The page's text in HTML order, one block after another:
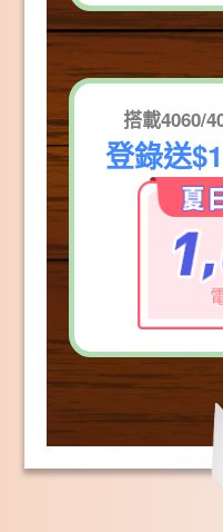
搭載4060/
登錄送